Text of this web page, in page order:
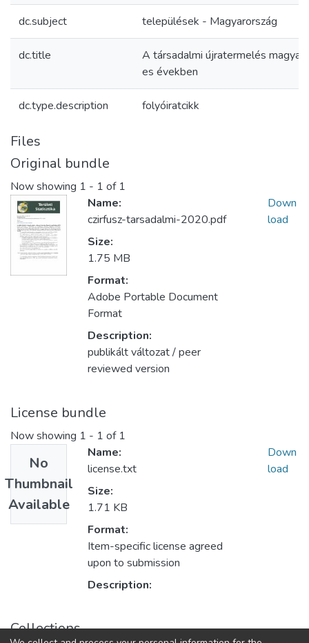
dc.subject települések - Magyarország
dc.title
A társadalmi újratermelés
es években
dc.type.description folyóiratcikk
Files
Original bundle
Now showing 1 - 1 of 1
Name:
czirfusz-tarsadalmi-2020.pdf
Size:
1.75 MB
Format:
Adobe Portable Document
Format
Description:
publikált változat / peer
reviewed version
Down
load
License bundle
Now showing 1 - 1 of 1
No
Thumbnail
Available
Name:
license.txt
Size:
1.71 KB
Format:
Item-specific license agreed
upon to submission
Description:
Down
load
Collections